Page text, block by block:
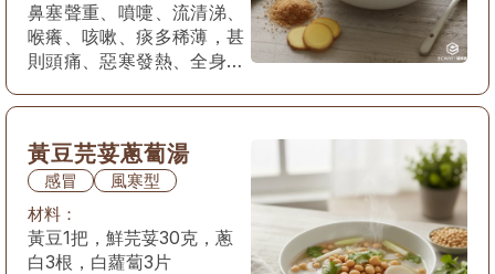
鼻塞聲重、噴嚏、流清涕、
喉癢、咳嗽、痰多稀薄，甚
則頭痛、惡寒發熱、全身疼
黃豆芫荽蔥蔔湯
感冒
風寒型
材料：
黃豆1把，鮮芫荽30克，蔥
白3根，白蘿蔔3片